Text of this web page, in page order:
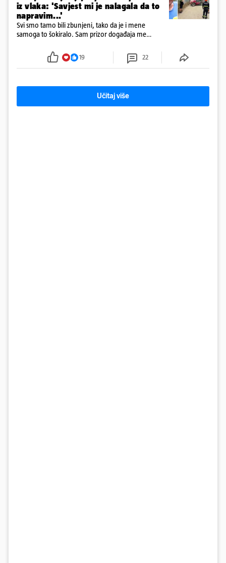
iz vlaka: 'Savjest mi je nalagala da to
napravim...'
Svi smo tamo bili zbunjeni, tako da je i mene
samoga to šokiralo. Sam prizor događaja me
19 22
Učitaj više